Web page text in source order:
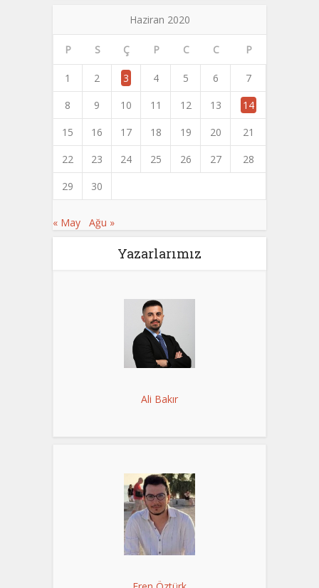
Haziran 2020
P S Ç P C C P
1 2 3 4 5 6
7
8
9 10 11 12 13
14
15
16 17 18 19 20
21
22
23 24 25 26 27
28
29
30
« May Ağu »
Yazarlarımız
Ali Bakır